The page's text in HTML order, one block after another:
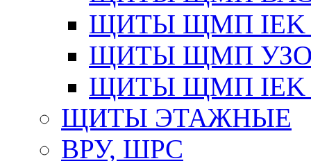
ЩИТЫ ЩМП IEK
ЩИТЫ ЩМП
ЩИТЫ ЩМП IEK
ЩИТЫ ЭТАЖНЫЕ
ВРУ, ШРС